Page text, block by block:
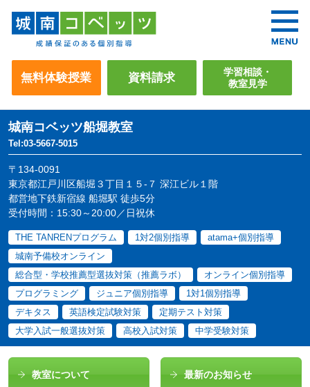
無料体験授業 資料請求
学習相談・
教室見学
城南コベッツ船堀教室
Tel:03-5667-5015
〒134-0091
東京都江戸川区船堀３丁目１５-７ 深江ビル１階
都営地下鉄新宿線 船堀駅 徒歩5分
受付時間：15:30～20:00／日祝休
THE TANRENプログラム 1対2個別指導
atama+個別指導
城南予備校オンライン
総合型・学校推薦型選抜対策（推薦ラボ）
オンライン個別指導
プログラミング
ジュニア個別指導
1対1個別指導
デキタス
英語検定試験対策
定期テスト対策
大学入試一般選抜対策
高校入試対策 中学受験対策
教室について 最新のお知らせ